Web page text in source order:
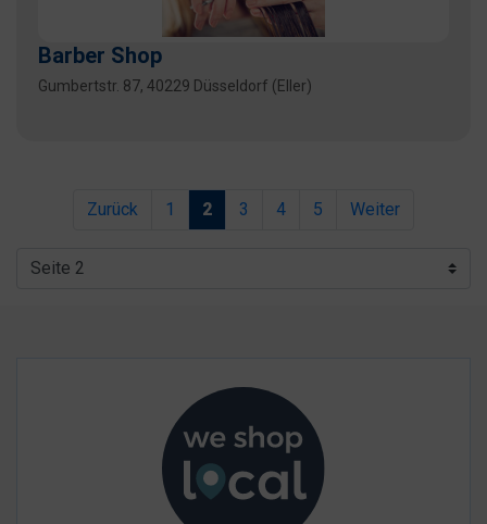
Barber Shop
Gumbertstr. 87, 40229 Düsseldorf (Eller)
Zurück 1 2 3 4 5 Weiter